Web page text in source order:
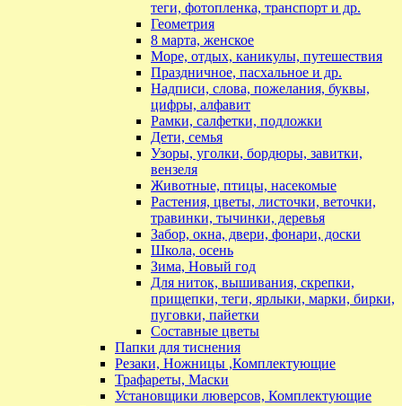
теги, фотопленка, транспорт и др.
Геометрия
8 марта, женское
Море, отдых, каникулы, путешествия
Праздничное, пасхальное и др.
Надписи, слова, пожелания, буквы,
цифры, алфавит
Рамки, салфетки, подложки
Дети, семья
Узоры, уголки, бордюры, завитки,
вензеля
Животные, птицы, насекомые
Растения, цветы, листочки, веточки,
травинки, тычинки, деревья
Забор, окна, двери, фонари, доски
Школа, осень
Зима, Новый год
Для ниток, вышивания, скрепки,
прищепки, теги, ярлыки, марки, бирки,
пуговки, пайетки
Составные цветы
Папки для тиснения
Резаки, Ножницы ,Комплектующие
Трафареты, Маски
Установщики люверсов, Комплектующие